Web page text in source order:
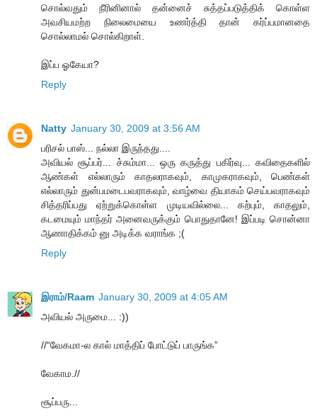
சொல்வதும் நீரினினால் தன்னைச் சுத்தப்படுத்திக் கொள்ள
அவசியமற்ற நிலைமையை உணர்த்தி தான் கர்ப்பமானதை
சொல்லாமல் சொல்கிறாள்.
இப்ப ஓகேயா?
Reply
Natty January 30, 2009 at 3:56 AM
பரிசல் பாஸ்... நல்லா இருந்தது....
அவியல் சூப்பர்... ச்சும்மா... ஒரு கருத்து பகிர்வு... கவிதைகளில்
ஆண்கள் எல்லாரும் காதலராகவும், காமுகராகவும், பெண்கள்
எல்லாரும் துன்பமடைபவராகவும், வாழ்வை தியாகம் செய்பவராகவும்
சித்தரிப்பது ஏற்றுக்கொள்ள முடியவில்லை... கற்பும், காதலும்,
கடமையும் மாந்தர் அனைவருக்கும் பொதுதானே! இப்படி சொன்னா
ஆணாதிக்கம் னு அடிக்க வராங்க ;(
Reply
இராம்/Raam January 30, 2009 at 4:05 AM
அவியல் அருமை... :))
//“வேகமா-ல கால் மாத்திப் போட்டுப் பாருங்க”
வேகாம.//
சூப்பரு...